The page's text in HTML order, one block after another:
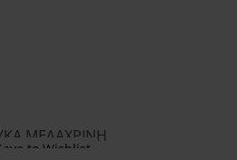
to Wishlist